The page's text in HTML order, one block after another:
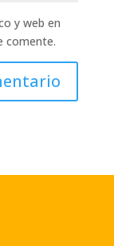
y web en
comente.